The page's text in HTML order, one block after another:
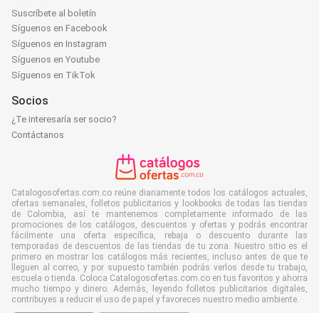
Suscríbete al boletín
Síguenos en Facebook
Síguenos en Instagram
Síguenos en Youtube
Síguenos en TikTok
Socios
¿Te interesaría ser socio?
Contáctanos
Catalogosofertas.com.co reúne diariamente todos los catálogos actuales,
ofertas semanales, folletos publicitarios y lookbooks de todas las tiendas
de Colombia, así te mantenemos completamente informado de las
promociones de los catálogos, descuentos y ofertas y podrás encontrar
fácilmente una oferta específica, rebaja o descuento durante las
temporadas de descuentos de las tiendas de tu zona. Nuestro sitio es el
primero en mostrar los catálogos más recientes, incluso antes de que te
lleguen al correo, y por supuesto también podrás verlos desde tu trabajo,
escuela o tienda. Coloca Catalogosofertas.com.co en tus favoritos y ahorra
mucho tiempo y dinero. Además, leyendo folletos publicitarios digitales,
contribuyes a reducir el uso de papel y favoreces nuestro medio ambiente.